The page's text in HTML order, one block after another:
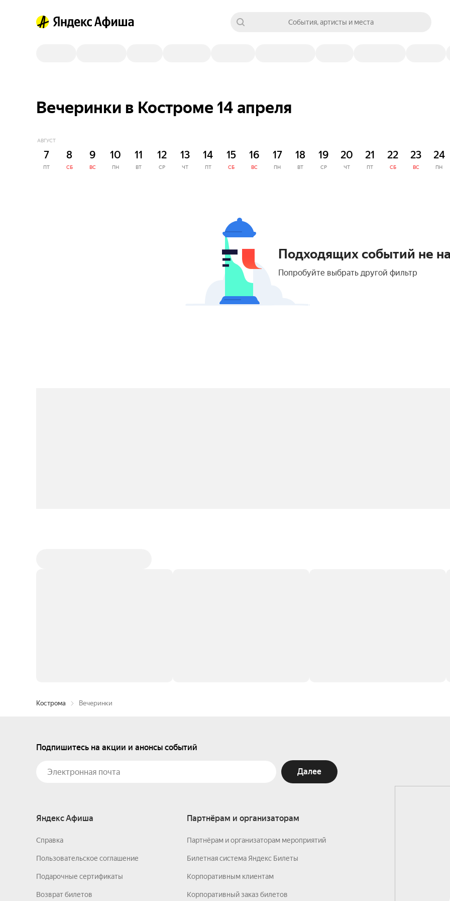
События, артисты и места
Вечеринки в Костроме 14 апреля
АВГУСТ
7
ПТ
8
СБ
9
ВС
10
ПН
11
ВТ
12
СР
13
ЧТ
14
ПТ
15
СБ
16
ВС
17
ПН
18
ВТ
19
СР
20
ЧТ
21
ПТ
22
СБ
23
ВС
24
ПН
Подходящих событий не
Попробуйте выбрать другой фильтр
Кострома Вечеринки
Подпишитесь на акции и анонсы событий
Далее
Яндекс Афиша
Справка
Пользовательское соглашение
Подарочные сертификаты
Возврат билетов
Партнёрам и организаторам
Партнёрам и организаторам мероприятий
Билетная система Яндекс Билеты
Корпоративным клиентам
Корпоративный заказ билетов